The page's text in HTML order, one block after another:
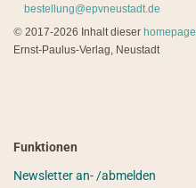
bestellung@epvneustadt.de
© 2017-2026 Inhalt dieser homepage
Ernst-Paulus-Verlag, Neustadt
Funktionen
Newsletter an- /abmelden